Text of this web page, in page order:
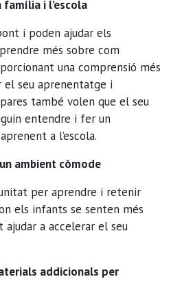
família i l’escola
i poden ajudar els
més sobre com
una comprensió més
el seu aprenentatge i
també volen que el seu
entendre i fer un
a l’escola.
ambient còmode
per aprendre i retenir
els infants se senten més
ajudar a accelerar el seu
addicionals per